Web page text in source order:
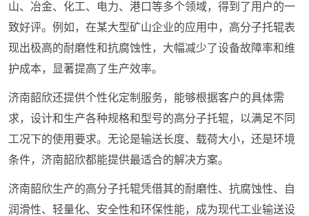
山、冶金、化工、电力、港口等多个领域，得到了用户的一
致好评。例如，在某大型矿山企业的应用中，高分子托辊表
现出极高的耐磨性和抗腐蚀性，大幅减少了设备故障率和维
护成本，显著提高了生产效率。
济南韶欣还提供个性化定制服务，能够根据客户的具体需
求，设计和生产各种规格和型号的高分子托辊，以满足不同
工况下的使用要求。无论是输送长度、载荷大小，还是环境
条件，济南韶欣都能提供最适合的解决方案。
济南韶欣生产的高分子托辊凭借其的耐磨性、抗腐蚀性、自
润滑性、轻量化、安全性和环保性能，成为现代工业输送设